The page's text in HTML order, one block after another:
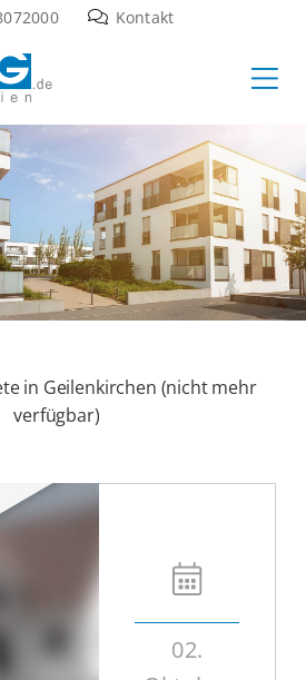
Kontakt
in Geilenkirchen (nicht mehr
verfügbar)
02.